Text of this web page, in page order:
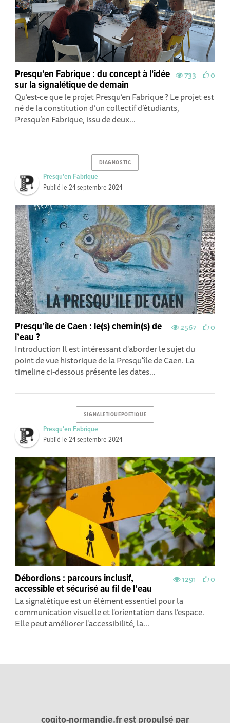
733 0
Presqu'en Fabrique : du concept à l'idée
sur la signalétique de demain
Qu’est-ce que le projet Presqu’en Fabrique ? Le projet est
né de la constitution d’un collectif d’étudiants,
Presqu’en Fabrique, issu de deux...
DIAGNOSTIC
Presqu'en Fabrique
Publié le 24 septembre 2024
2567 0
Presqu’île de Caen : le(s) chemin(s) de
l’eau ?
Introduction Il est intéressant d'aborder le sujet du
point de vue historique de la Presqu'île de Caen. La
timeline ci-dessous présente les dates...
SIGNALETIQUEPOETIQUE
Presqu'en Fabrique
Publié le 24 septembre 2024
1291 0
Débordions : parcours inclusif,
accessible et sécurisé au fil de l’eau
La signalétique est un élément essentiel pour la
communication visuelle et l'orientation dans l’espace.
Elle peut améliorer l'accessibilité, la...